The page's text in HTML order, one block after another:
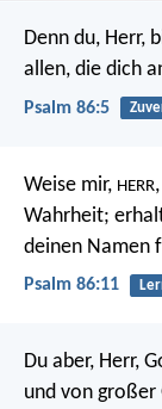
Denn du, Herr,
allen, die dich
Psalm 86:5
Weise mir, HERR
Wahrheit;
deinen Namen
Psalm 86:11
Du aber, Herr,
und von großer